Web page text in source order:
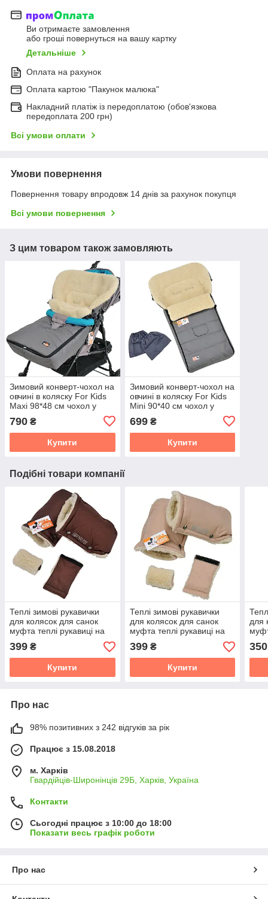
Ви отримаєте замовлення
або гроші повернуться на вашу картку
Детальніше
Оплата на рахунок
Оплата картою "Пакунок малюка"
Накладний платіж із передоплатою (обов'язкова
передоплата 200 грн)
Всі умови оплати
Умови повернення
Повернення товару впродовж 14 днів за рахунок покупця
Всі умови повернення
З цим товаром також замовляють
Зимовий конверт-чохол на
овчині в коляску For Kids
Maxi 98*48 см чохол у
люльку конверт на санки
790 ₴
Купити
Зимовий конверт-чохол на
овчині в коляску For Kids
Mini 90*40 см чохол у
люльку конверт на санки
699₴
Купити
Подібні товари компанії
Теплі зимові рукавички
для колясок для санок
муфта теплі рукавиці на
коляску
399 ₴
Купити
Теплі зимові рукавички
для колясок для санок
муфта теплі рукавиці на
коляску For Kids
399₴
Купити
для
350
Про нас
98% позитивних з 242 відгуків за рік
Працює з 15.08.2018
м. Харків
Гвардійців-Широнінців 29Б, Харків, Україна
Контакти
Сьогодні працює з 10:00 до 18:00
Показати весь графік роботи
Про нас